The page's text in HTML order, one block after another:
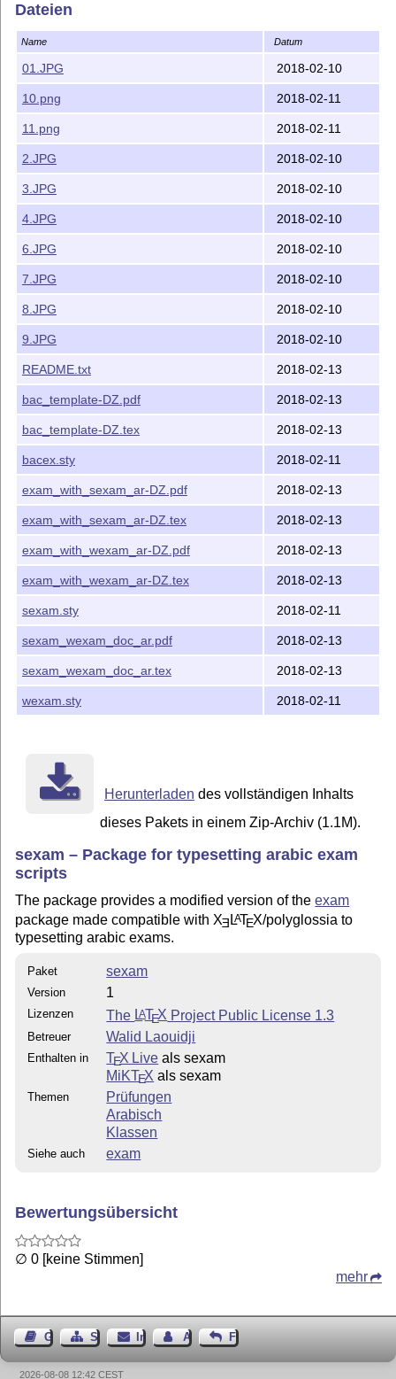
The documentation of the package is in the ZIP file
the
directory /doc/ in Arabic language.
Thanks to use sexam.sty.
Dateien
Name Datum
01.JPG 2018-02-10
10.png 2018-02-11
11.png 2018-02-11
2.JPG 2018-02-10
3.JPG 2018-02-10
4.JPG 2018-02-10
6.JPG 2018-02-10
7.JPG 2018-02-10
8.JPG 2018-02-10
9.JPG 2018-02-10
README.txt 2018-02-13
bac_template-DZ.pdf 2018-02-13
bac_template-DZ.tex 2018-02-13
bacex.sty 2018-02-11
exam_with_sexam_ar-DZ.pdf 2018-02-13
exam_with_sexam_ar-DZ.tex 2018-02-13
exam_with_wexam_ar-DZ.pdf 2018-02-13
exam_with_wexam_ar-DZ.tex 2018-02-13
sexam.sty 2018-02-11
sexam_wexam_doc_ar.pdf 2018-02-13
sexam_wexam_doc_ar.tex 2018-02-13
wexam.sty 2018-02-11
Herunterladen des vollständigen Inhalts
dieses Pakets in einem Zip-Archiv (1.1M).
sexam – Package for typesetting arabic exam
scripts
The package provides a modified version of theexam
package made compatible with XE LATEX/polyglossia to
typesetting arabic exams.
Paket sexam
Version 1
Lizenzen The LATEX Project Public License 1.3
Betreuer Walid Laouidji
Enthalten in TEX Live als sexam
MiKTEX als sexam
Themen
Prüfungen
Arabisch
Klassen
Siehe auch exam
Bewertungsübersicht
∅ 0 [keine Stimmen]
mehr
GästebuchSeiten-Struktur
ImpressumAutor kontaktieren
Feedback
2026-08-08 12:42 CEST